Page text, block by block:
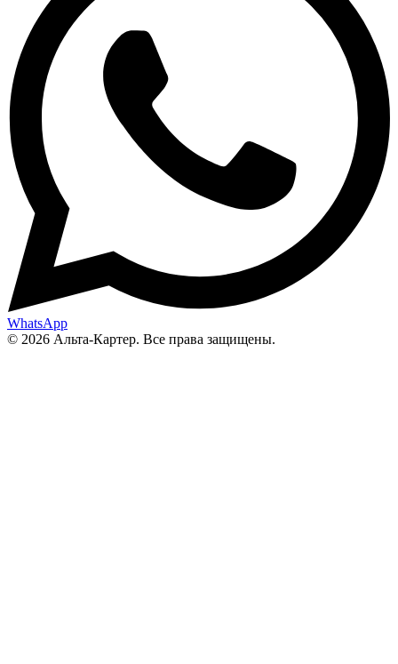
WhatsApp
© 2026 Альта-Картер. Все права защищены.